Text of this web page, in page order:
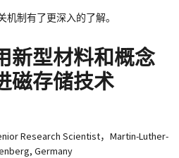
机制有了更深入的了解。
新型材料和概念
磁存储技术
Research Scientist，Martin-Luther-
Germany